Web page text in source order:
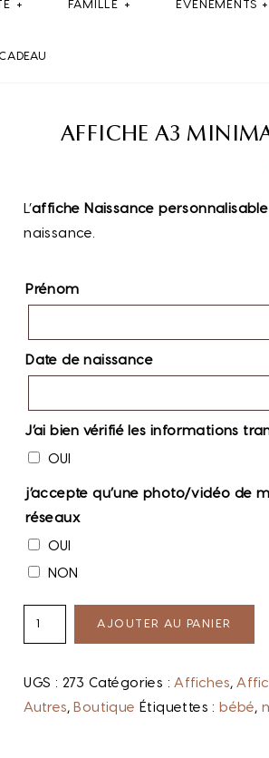
FAMILLE ÉVÉNEMENTS
AFFICHE A3
L’affiche Naissance personnalisable
naissance.
Prénom
Date de naissance
J’ai bien vérifié les informations
OUI
j’accepte qu’une photo/vidéo de
réseaux
OUI
NON
AJOUTER AU PANIER
UGS : 273 Catégories : Affiches,
Autres, Boutique Étiquettes : bébé,